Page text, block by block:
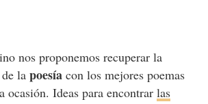
nos proponemos recuperar la
la poesíacon los mejores poemas
ocasión. Ideas para encontrar las